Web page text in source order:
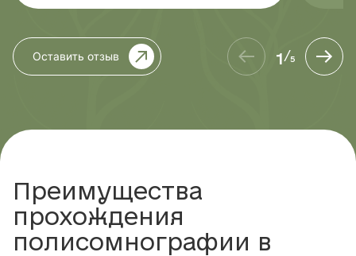
Оставить отзыв 1/5
Преимущества
прохождения
полисомнографии в